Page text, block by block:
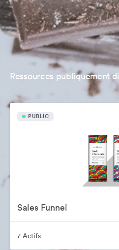
Ressources publiquement
PUBLIC
Sales Funnel
7 Actifs